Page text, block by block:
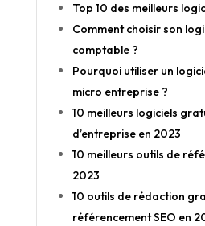
Top 10 des meilleurs
Comment choisir son
comptable ?
Pourquoi utiliser un
micro entreprise ?
10 meilleurs logiciels
d’entreprise en 2023
10 meilleurs outils de
2023
10 outils de rédaction
référencement SEO en